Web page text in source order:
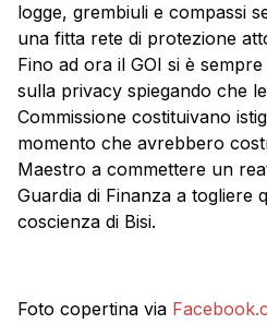
logge, grembiuli e compassi
una fitta rete di protezione
Fino ad ora il GOI si è
sulla privacy spiegando che
Commissione costituivano
momento che avrebbero
Maestro a commettere un
Guardia di Finanza a togliere
coscienza di Bisi.
Foto copertina via